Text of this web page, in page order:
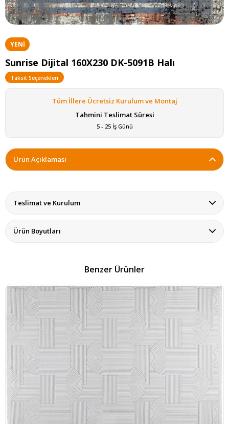
YENI
ÜRÜN
Sunrise Dijital 160X230 DK-5091B Halı
Taksit Seçenekleri
Tüm İllere Ücretsiz Kurulum ve Montaj
Tahmini Teslimat Süresi
5 - 25 İş Günü
Ürün Açıklaması
Teslimat ve Kurulum
Ürün Boyutları
Benzer Ürünler